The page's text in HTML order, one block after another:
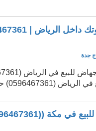
| 0596467361 | الاجهاض الأمن بجدة
جدة
للبيع في الرياض 059646...
اجهاض الحمل بجدة